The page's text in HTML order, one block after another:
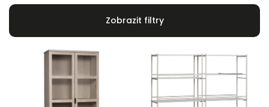
Nejlevnější
Abecedně